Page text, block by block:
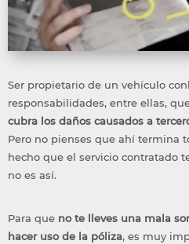
Ser propietario de un vehículo
responsabilidades, entre ellas,
cubra los daños causados a
Pero no pienses que ahí termina
hecho que el servicio contratado
no es así.
Para que no te lleves una mala
hacer uso de la póliza, es muy